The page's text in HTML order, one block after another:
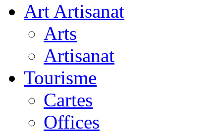
Art Artisanat
Arts
Artisanat
Tourisme
Cartes
Offices